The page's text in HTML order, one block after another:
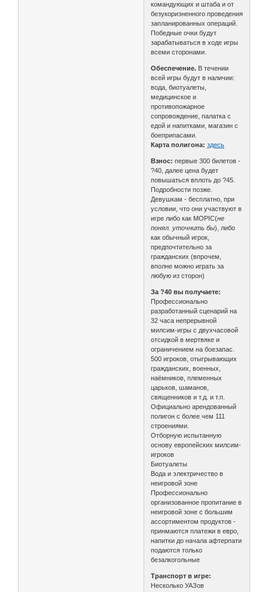
командующих и штаба и от
безукоризненного проведения
запланированных операций.
Победные очки будут
зарабатываться в ходе игры
всеми сторонами.
Обеспечение. В течении
всей игры будут в наличии:
вода, биотуалеты,
медицинское и
противопожарное
сопровождение, палатка с
едой и напитками, магазин с
боеприпасами.
Карта полигона: здесь
Взнос: первые 300 билетов -
?40, далее цена будет
повышаться вплоть до ?45.
Подробности позже.
Девушкам - бесплатно, при
условии, что они участвуют в
игре либо как MOPIC(не
понял. уточнить бы), либо
как обычный игрок,
предпочтительно за
гражданских (впрочем,
вполне можно играть за
любую из сторон)
За ?40 вы получаете:
Профессионально
разработанный сценарий на
32 часа непрерывной
милсим-игры с двухчасовой
отсидкой в мертвяке и
ограничением на боезапас.
500 игроков, отыгрывающих
гражданских, военных,
наёмников, племенных
царьков, шаманов,
священников и т.д. и т.п.
Официально арендованный
полигон с более чем 111
строениями.
Отборную испытанную
основу европейских милсим-
игроков
Биотуалеты
Вода и электричество в
неигровой зоне
Профессионально
организованное пропитание в
неигровой зоне с большим
ассортиментом продуктов -
принмаются платежи в евро,
напитки до начала афтерпати
подаются только
безалкогольные
Транспорт в игре:
Несколько УАЗов